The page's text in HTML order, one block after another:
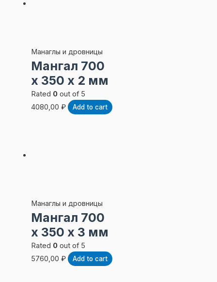
Манаглы и дровницы
Мангал 700
х 350 х 2 мм
Rated 0out of 5
4080,00 ₽ Add to cart
Манаглы и дровницы
Мангал 700
х 350 х 3 мм
Rated 0out of 5
5760,00 ₽ Add to cart